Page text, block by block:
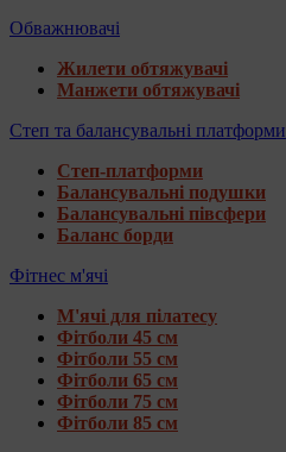
Обважнювачі
Жилети обтяжувачі
Манжети обтяжувачі
Степ та балансувальні платформи
Степ-платформи
Балансувальні подушки
Балансувальні півсфери
Баланс борди
Фітнес м'ячі
М'ячі для пілатесу
Фітболи 45 см
Фітболи 55 см
Фітболи 65 см
Фітболи 75 см
Фітболи 85 см